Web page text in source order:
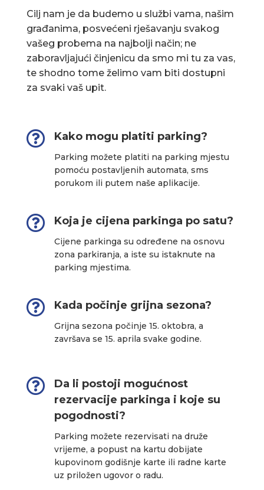
Cilj nam je da budemo u službi vama, našim
građanima, posvećeni rješavanju svakog
vašeg probema na najbolji način; ne
zaboravljajući činjenicu da smo mi tu za vas,
te shodno tome želimo vam biti dostupni
za svaki vaš upit.
 Kako mogu platiti parking?
Parking možete platiti na parking mjestu
pomoću postavljenih automata, sms
porukom ili putem naše aplikacije.
 Koja je cijena parkinga po satu?
Cijene parkinga su određene na osnovu
zona parkiranja, a iste su istaknute na
parking mjestima.
 Kada počinje grijna sezona?
Grijna sezona počinje 15. oktobra, a
završava se 15. aprila svake godine.

Da li postoji mogućnost
rezervacije parkinga i koje su
pogodnosti?
Parking možete rezervisati na druže
vrijeme, a popust na kartu dobijate
kupovinom godišnje karte ili radne karte
uz priložen ugovor o radu.